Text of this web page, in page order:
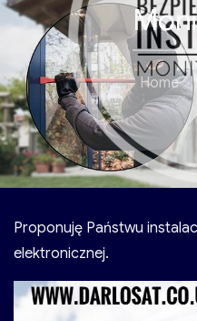
Home
Proponuję Państwu
elektronicznej.